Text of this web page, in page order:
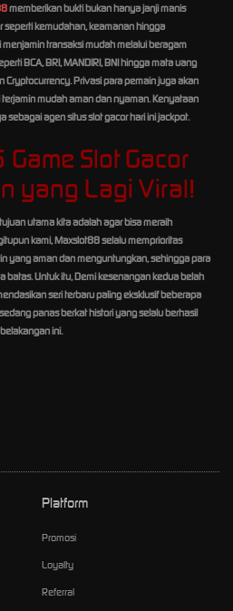
memberikan bukti bukan hanya janji manis
kemudahan, keamanan hingga
transaksi mudah melalui beragam
BCA, BRI, MANDIRI, BNI hingga mata uang
Cryptocurrency. Privasi para pemain juga akan
mudah aman dan nyaman. Kenyataan
sebagai agen situs slot gacor hari ini jackpot.
Slot Gacor
yang Lagi Viral!
utama kita adalah agar bisa meraih
kami, Maxslot88 selalu memprioritas
yang aman dan menguntungkan, sehingga para
Untuk itu, Demi kesenangan kedua belah
seri terbaru paling eksklusif beberapa
panas berkat histori yang selalu berhasil
ini.
Platform
Promosi
Loyalty
Referral